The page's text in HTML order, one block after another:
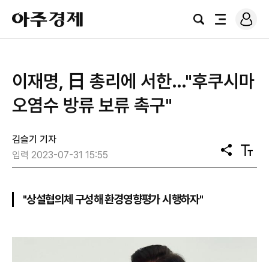
아
주
경
검
전
로
그
이재명, 日 총리에 서한…"후쿠시마
오염수 방류 보류 촉구"
김슬기 기자
입력 2023-07-31 15:55
공
유
텍
스
"상설협의체 구성해 환경영향평가 시행하자"